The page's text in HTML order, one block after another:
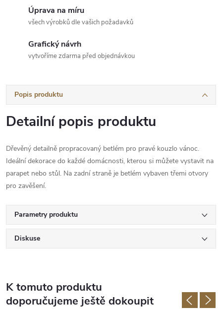
Úprava na míru
všech výrobků dle vašich požadavků
Grafický návrh
vytvoříme zdarma před objednávkou
Popis produktu
Detailní popis produktu
Dřevěný detailně propracovaný betlém pro pravé kouzlo vánoc.
Ideální dekorace do každé domácnosti, kterou si můžete vystavit na
parapet nebo stůl. Na zadní straně je betlém vybaven třemi otvory
pro zavěšení.
Parametry produktu
Diskuse
K tomuto produktu
doporučujeme ještě dokoupit